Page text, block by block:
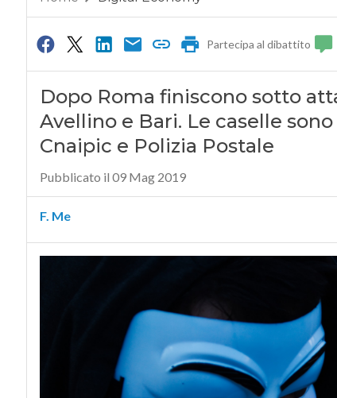
Partecipa al dibattito
Dopo Roma finiscono sotto
Avellino e Bari. Le caselle
Cnaipic e Polizia Postale
Pubblicato il 09 Mag 2019
F. Me